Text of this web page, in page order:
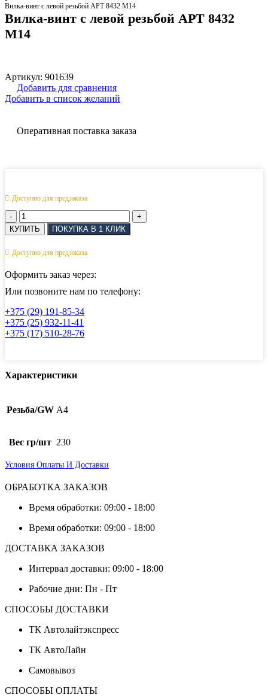
Вилка-винт с левой резьбой АРТ 8432 M14
Вилка-винт с левой резьбой АРТ 8432
M14
Артикул: 901639
Добавить для сравнения
Добавить в список желаний
Оперативная поставка заказа
Доступно для предзаказа
Количество
товара
Вилка-
с
резьбой
АРТ
M14
КУПИТЬ ПОКУПКА В 1 КЛИК
Доступно для предзаказа
Оформить заказ через:
Или позвоните нам по телефону:
+375 (29) 191-85-34
+375 (25) 932-11-41
+375 (17) 510-28-76
Характеристики
Резьба/GW А4
Вес гр/шт 230
Условия Оплаты И Доставки
ОБРАБОТКА ЗАКАЗОВ
Время обработки: 09:00 - 18:00
Время обработки: 09:00 - 18:00
ДОСТАВКА ЗАКАЗОВ
Интервал доставки: 09:00 - 18:00
Рабочие дни: Пн - Пт
СПОСОБЫ ДОСТАВКИ
ТК Автолайтэкспресс
ТК АвтоЛайн
Самовывоз
СПОСОБЫ ОПЛАТЫ